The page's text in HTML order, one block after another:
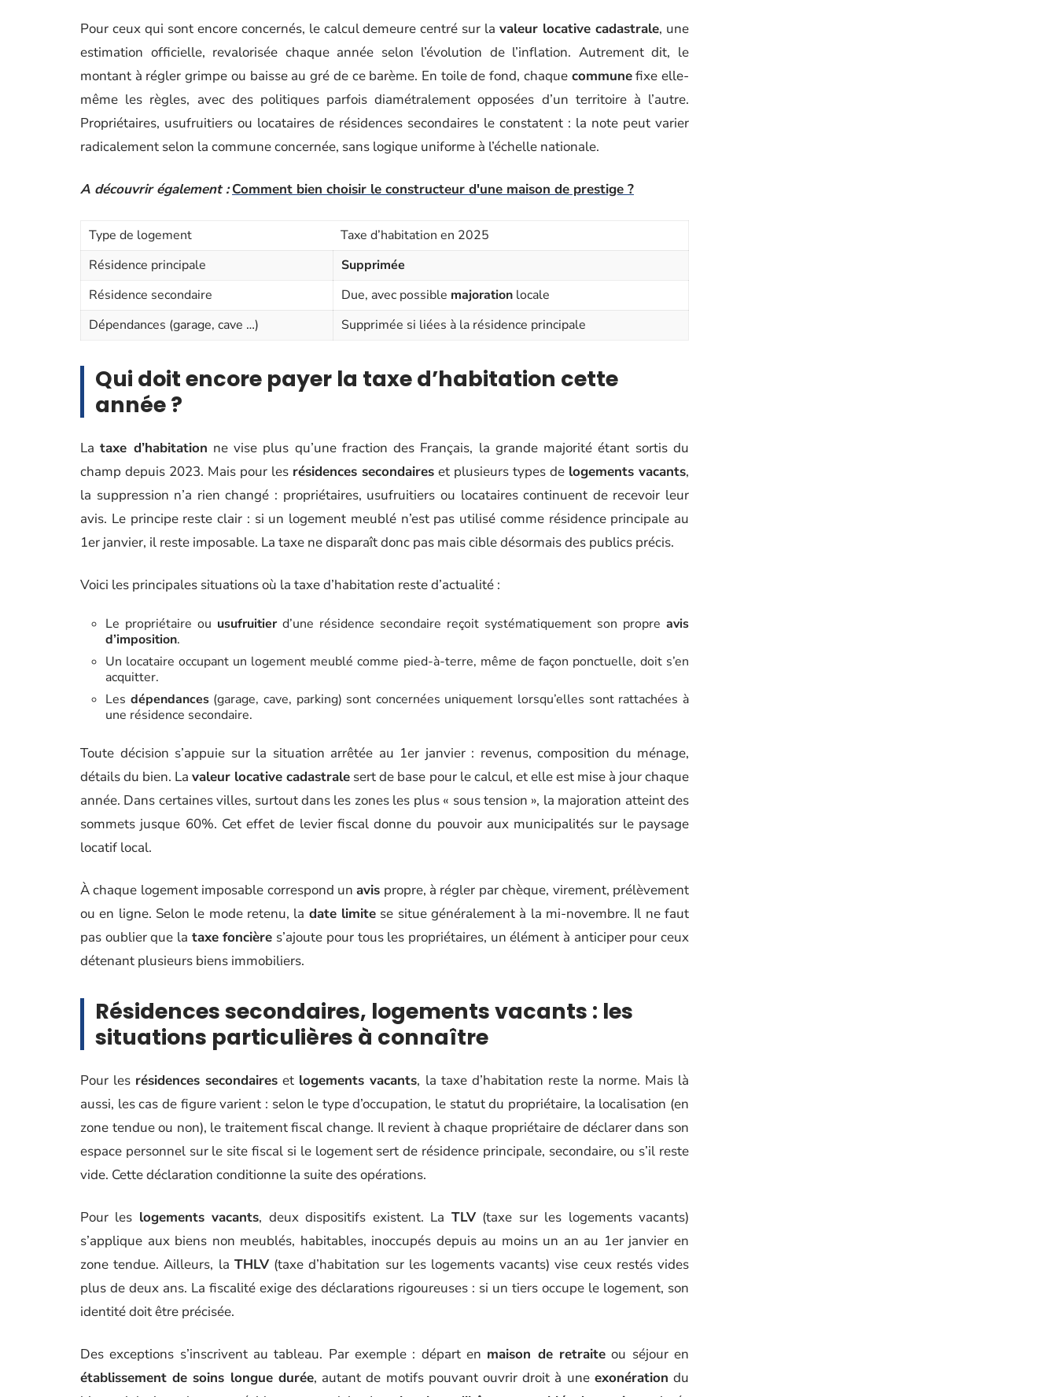
Pour ceux qui sont encore concernés, le calcul demeure centré sur lavaleur locative cadastrale, une
estimation officielle, revalorisée chaque année selon l’évolution de l’inflation. Autrement dit, le
montant à régler grimpe ou baisse au gré de ce barème. En toile de fond, chaque communefixe elle-
même les règles, avec des politiques parfois diamétralement opposées d’un territoire à l’autre.
Propriétaires, usufruitiers ou locataires de résidences secondaires le constatent : la note peut varier
radicalement selon la commune concernée, sans logique uniforme à l’échelle nationale.
A découvrir également : Comment bien choisir le constructeur d'une maison de prestige ?
Type de logement
Taxe d’habitation en 2025
Résidence principale
Supprimée
Résidence secondaire
Due, avec possible majoration locale
Dépendances (garage, cave …)
Supprimée si liées à la résidence principale
Qui doit encore payer la taxe d’habitation cette
année ?
Lataxe d’habitation ne vise plus qu’une fraction des Français, la grande majorité étant sortis du
champ depuis 2023. Mais pour les résidences secondaires et plusieurs types de logements vacants,
la suppression n’a rien changé : propriétaires, usufruitiers ou locataires continuent de recevoir leur
avis. Le principe reste clair : si un logement meublé n’est pas utilisé comme résidence principale au
1er janvier, il reste imposable. La taxe ne disparaît donc pas mais cible désormais des publics précis.
Voici les principales situations où la taxe d’habitation reste d’actualité :
Le propriétaire ou usufruitier d’une résidence secondaire reçoit systématiquement son propre avis
d’imposition.
Un locataire occupant un logement meublé comme pied-à-terre, même de façon ponctuelle, doit s’en
acquitter.
Les dépendances(garage, cave, parking) sont concernées uniquement lorsqu’elles sont rattachées à
une résidence secondaire.
Toute décision s’appuie sur la situation arrêtée au 1er janvier : revenus, composition du ménage,
détails du bien. Lavaleur locative cadastrale sert de base pour le calcul, et elle est mise à jour chaque
année. Dans certaines villes, surtout dans les zones les plus « sous tension », la majoration atteint des
sommets jusque 60%. Cet effet de levier fiscal donne du pouvoir aux municipalités sur le paysage
locatif local.
À chaque logement imposable correspond unavis propre, à régler par chèque, virement, prélèvement
ou en ligne. Selon le mode retenu, la date limite se situe généralement à la mi-novembre. Il ne faut
pas oublier que la taxe foncière s’ajoute pour tous les propriétaires, un élément à anticiper pour ceux
détenant plusieurs biens immobiliers.
Résidences secondaires, logements vacants : les
situations particulières à connaître
Pour les résidences secondaires et logements vacants, la taxe d’habitation reste la norme. Mais là
aussi, les cas de figure varient : selon le type d’occupation, le statut du propriétaire, la localisation (en
zone tendue ou non), le traitement fiscal change. Il revient à chaque propriétaire de déclarer dans son
espace personnel sur le site fiscal si le logement sert de résidence principale, secondaire, ou s’il reste
vide. Cette déclaration conditionne la suite des opérations.
Pour les logements vacants, deux dispositifs existent. La TLV(taxe sur les logements vacants)
s’applique aux biens non meublés, habitables, inoccupés depuis au moins un an au 1er janvier en
zone tendue. Ailleurs, la THLV(taxe d’habitation sur les logements vacants) vise ceux restés vides
plus de deux ans. La fiscalité exige des déclarations rigoureuses : si un tiers occupe le logement, son
identité doit être précisée.
Des exceptions s’inscrivent au tableau. Par exemple : départ en maison de retraite ou séjour en
établissement de soins longue durée, autant de motifs pouvant ouvrir droit à une exonération du